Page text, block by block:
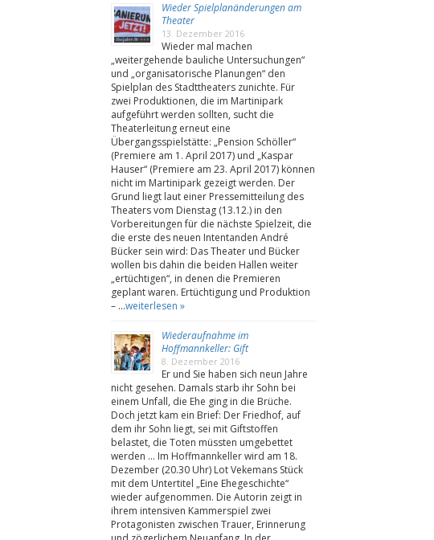
Wieder Spielplanänderungen am
Theater
13. Dezember 2016
Wieder mal machen
„weitergehende bauliche Untersuchungen“
und „organisatorische Planungen“ den
Spielplan des Stadttheaters zunichte. Für
zwei Produktionen, die im Martinipark
aufgeführt werden sollten, sucht die
Theaterleitung erneut eine
Übergangsspielstätte: „Pension Schöller“
(Premiere am 1. April 2017) und „Kaspar
Hauser“ (Premiere am 23. April 2017) können
nicht im Martinipark gezeigt werden. Der
Grund liegt laut einer Pressemitteilung des
Theaters vom Dienstag (13.12.) in den
Vorbereitungen für die nächste Spielzeit, die
die erste des neuen Intentanden André
Bücker sein wird: Das Theater und Bücker
wollen bis dahin die beiden Hallen weiter
„ertüchtigen“, in denen die Premieren
geplant waren. Ertüchtigung und Produktion
– …weiterlesen »
Wiederaufnahme im
Hoffmannkeller: Gift
8. Dezember 2016
Er und Sie haben sich neun Jahre
nicht gesehen. Damals starb ihr Sohn bei
einem Unfall, die Ehe ging in die Brüche.
Doch jetzt kam ein Brief: Der Friedhof, auf
dem ihr Sohn liegt, sei mit Giftstoffen
belastet, die Toten müssten umgebettet
werden … Im Hoffmannkeller wird am 18.
Dezember (20.30 Uhr) Lot Vekemans Stück
mit dem Untertitel „Eine Ehegeschichte“
wieder aufgenommen. Die Autorin zeigt in
ihrem intensiven Kammerspiel zwei
Protagonisten zwischen Trauer, Erinnerung